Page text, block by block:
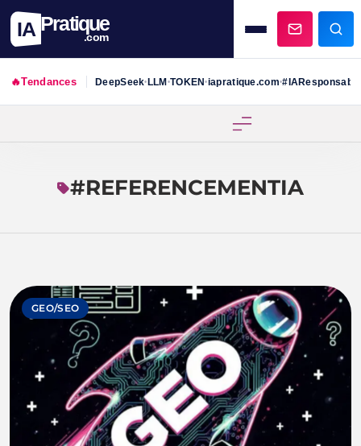
IA Pratique
.com
🔥Tendances DeepSeek•LLM•TOKEN•iapratique.com•#IAResponsable
#REFERENCEMENTIA
GEO/SEO